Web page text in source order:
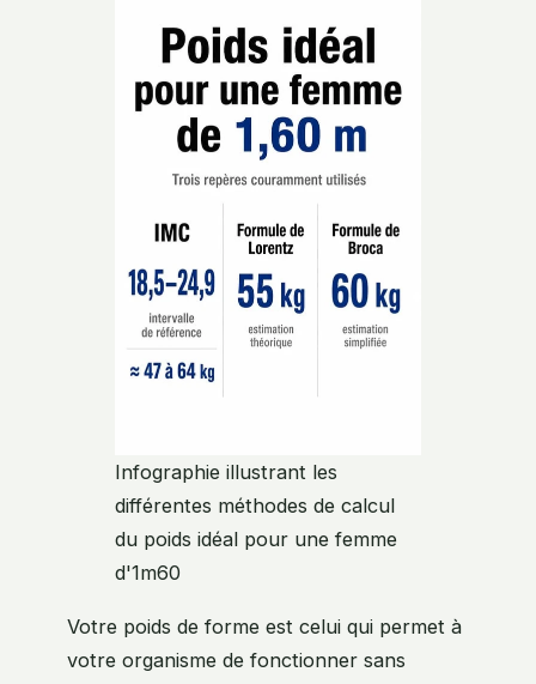
Infographie illustrant les
différentes méthodes de calcul
du poids idéal pour une femme
d'1m60
Votre poids de forme est celui qui permet à
votre organisme de fonctionner sans